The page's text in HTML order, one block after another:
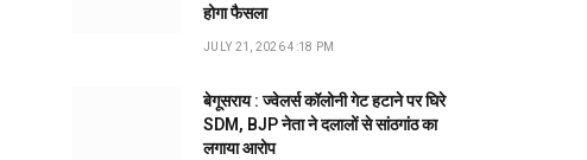
होगा फैसला
JULY 21, 2026 4:18 PM
बेगूसराय : ज्वेलर्स कॉलोनी गेट हटाने पर घिरे
SDM, BJP नेता ने दलालों से सांठगांठ का
लगाया आरोप